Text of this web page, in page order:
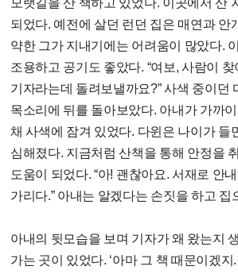
모랫길을 산 책하고 있었다. 이곳에서 산
되었다. 예전에 살던 런던 집은 매연과 안
약한 그가 지내기에는 어려움이 많았다.
조용하고 공기도 좋았다. “여보, 사람이
기자라는데 돌려보낼까요?” 사색 중이던
목소리에 뒤를 돌아보았다. 아내가 가까
채 사색에 잠겨 있었다. 다윈은 나이가 들
심해졌다. 지금처럼 산책을 통해 안정을
도움이 되었다. “아! 괜찮아요. 서재로 안
가리다.” 아내는 알겠다는 손짓을 하고 집
아내의 뒷모습을 보며 기자가 왜 왔는지
가는 곳이 있었다. ‘아마 그 책 때문이겠지